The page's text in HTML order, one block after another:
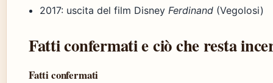
2017: uscita del film DisneyFerdinand (Vegolosi)
Fatti confermati e ciò che resta
Fatti confermati